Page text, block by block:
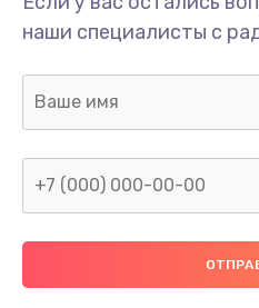
Замена разъёма
Замена
наши специалисты с